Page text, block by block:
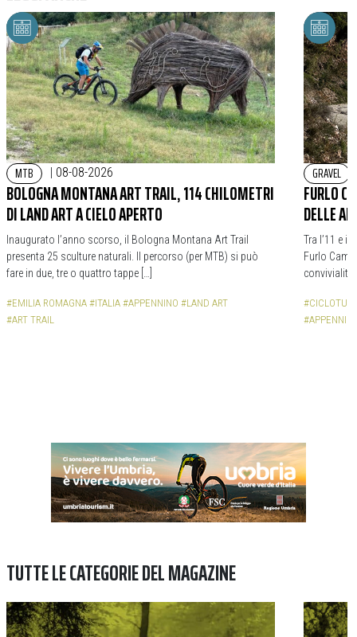
MTB | 08-08-2026
BOLOGNA MONTANA ART TRAIL, 114 CHILOMETRI
DI LAND ART A CIELO APERTO
Inaugurato l’anno scorso, il Bologna Montana Art Trail
presenta 25 sculture naturali. Il percorso (per MTB) si può
fare in due, tre o quattro tappe […]
#EMILIA ROMAGNA #ITALIA #APPENNINO #LAND ART
#ART TRAIL
GRAVEL
FURLO
DELLE
Tra l’11 e il
Furlo
convivialità
TUTTE LE CATEGORIE DEL MAGAZINE